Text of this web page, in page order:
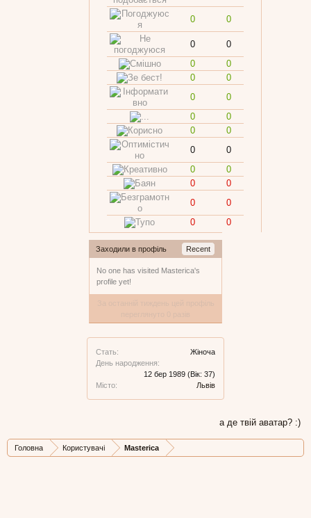
0 0
0
0
0
0
0
0
0
0
0
0
0
0
0
0
0
0
0
0
0
0
0
0
Заходили в профіль Recent
No one has visited Masterica's
profile yet!
Стать:
Жіноча
День народження:
12 бер 1989 (Вік: 37)
Місто:
Львів
а де твій аватар? :)
Головна Користувачі Masterica